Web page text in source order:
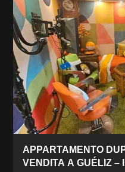
APPARTAMENTO
VENDITA A GUÉLIZ –